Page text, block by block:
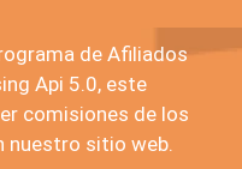
de Afiliados
Api 5.0, este
comisiones de los
nuestro sitio web.